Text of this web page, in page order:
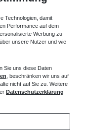
Technologien, damit
Performance auf dem
Werbung zu
unsere Nutzer und wie
Sie uns diese Daten
, beschränken wir uns auf
nicht auf Sie zu. Weitere
Datenschutzerklärung